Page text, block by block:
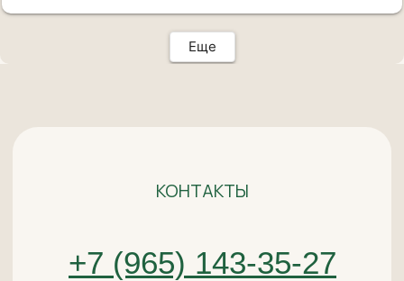
получала такой массаж, а мне 46 и я знаю, о чем
говорю))) как бываю в Санкт-Петербурге, каждый
Еще